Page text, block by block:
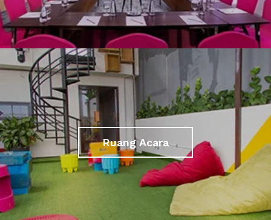
Ruang Acara